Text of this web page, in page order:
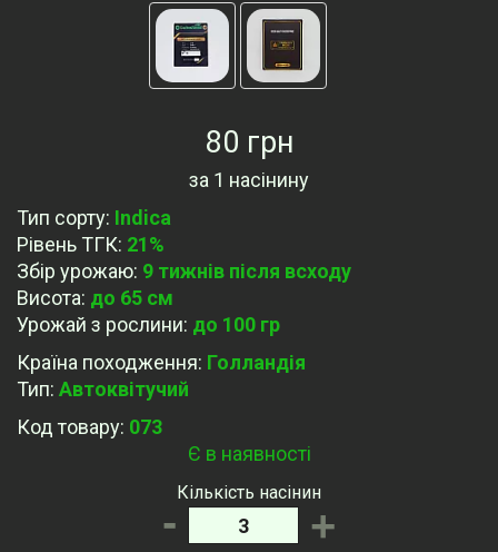
80 грн
за 1 насінину
Тип сорту: Indica
Рівень ТГК: 21%
Збір урожаю: 9 тижнів після всходу
Висота: до 65 см
Урожай з рослини: до 100 гр
Країна походження: Голландія
Тип: Автоквітучий
Код товару: 073
Є в наявності
Кількість насінин
- +